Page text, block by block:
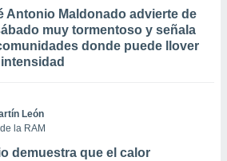
Antonio Maldonado advierte de
muy tormentoso y señala
donde puede llover
León
la RAM
demuestra que el calor